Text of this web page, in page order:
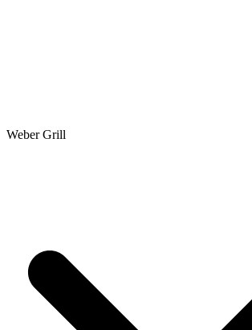
Weber Grill